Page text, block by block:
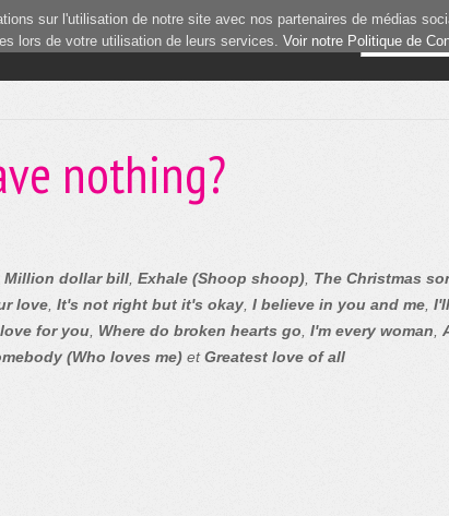
6 joueurs en ligne
nothing?
Million dollar bill Exhale (Shoop shoop) The Christmas
love It's not right but it's okay I believe in you and me
for you Where do broken hearts go I'm every woman
(Who loves me) etGreatest love of all
sur l'utilisation de notre site avec nos partenaires de médias
lors de votre utilisation de leurs services. Voir notre Politique de